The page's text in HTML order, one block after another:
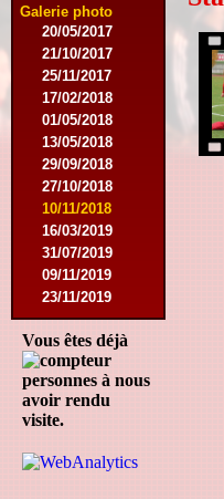
Galerie photo
06/05/2017
20/05/2017
21/10/2017
25/11/2017
17/02/2018
01/05/2018
13/05/2018
29/09/2018
27/10/2018
10/11/2018
16/03/2019
31/07/2019
09/11/2019
23/11/2019
Vous êtes déjà
personnes à nous
avoir rendu
visite.